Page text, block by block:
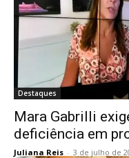
Destaques
Mara Gabrilli
deficiência em
Juliana Reis - 3 de julho de